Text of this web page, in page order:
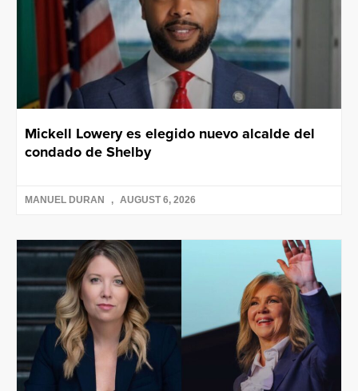
Mickell Lowery es elegido nuevo alcalde del
condado de Shelby
MANUEL DURAN AUGUST 6, 2026